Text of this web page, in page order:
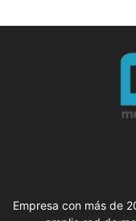
Empresa con más de